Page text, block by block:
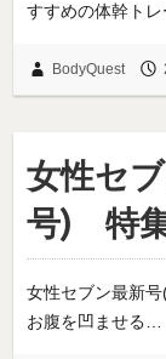
すすめの体幹トレ
BodyQuest
女性セ
号) 特
女性セブン最新
お腹を凹ませる…